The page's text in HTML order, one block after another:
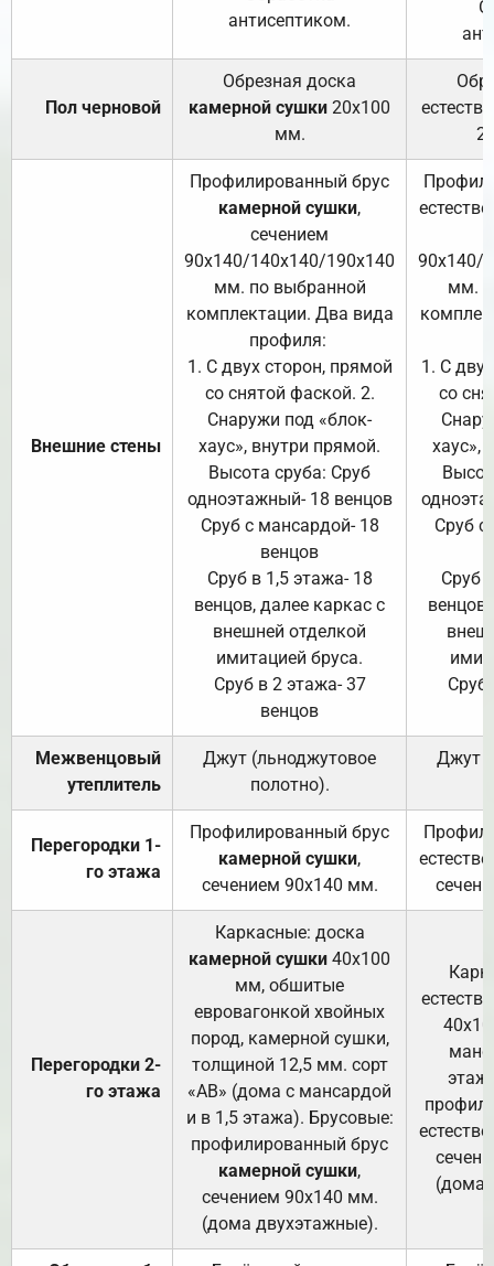
антисептиком.
Пол черновой
Обрезная доска
камерной сушки 20х100
мм.
Внешние стены
Профилированный брус
камерной сушки,
сечением
90х140/140х140/190х140
мм. по выбранной
комплектации. Два вида
профиля:
1. С двух сторон, прямой
со снятой фаской. 2.
Снаружи под «блок-
хаус», внутри прямой.
Высота сруба: Сруб
одноэтажный- 18 венцов
Сруб с мансардой- 18
венцов
Сруб в 1,5 этажа- 18
венцов, далее каркас с
внешней отделкой
имитацией бруса.
Сруб в 2 этажа- 37
венцов
90х140/
мм.
1. С
со
хаус»,
Сруб с
Сруб
Сруб
Межвенцовый
утеплитель
Джут (льноджутовое
полотно).
Джут
Перегородки 1-
го этажа
Профилированный брус
камерной сушки,
сечением 90х140 мм.
Перегородки 2-
го этажа
Каркасные: доска
камерной сушки 40х100
мм, обшитые
евровагонкой хвойных
пород, камерной сушки,
толщиной 12,5 мм. сорт
«АВ» (дома с мансардой
и в 1,5 этажа). Брусовые:
профилированный брус
камерной сушки,
сечением 90х140 мм.
(дома двухэтажные).
(дома